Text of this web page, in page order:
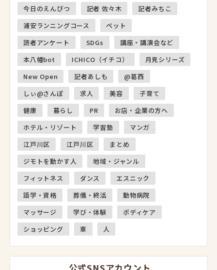
今日のえんぴつ
記者 佐々木
記者みちこ
浦安ランニングコース
ペット
読者アンケート
SDGs
講座・講演会など
本八幡bot
ICHICO（イチコ）
月見シリーズ
New Open
記者あしも
@葛西
しぃ@さんぽ
求人 美容
子育て
健康
暮らし PR
お店・企業の方へ
ホテル・リゾート
学習塾
マンガ
江戸川区
江戸川区
まとめ
ジモトを動かす人
地域・ジャンル
フィットネス
ダンス
エスニック
語学・資格
葬儀・終活
動物病院
マッサージ
学び・体験
ボディケア
ショッピング
車 人
公式SNSアカウント